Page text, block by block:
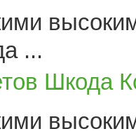
...
Шкода